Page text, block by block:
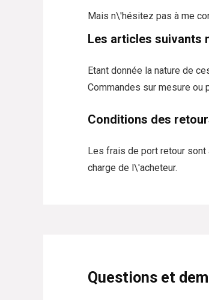
Mais n\'hésitez pas à me
Les articles suivants
Etant donnée la nature de
Commandes sur mesure ou
Conditions des
Les frais de port retour
charge de l\'acheteur.
Questions et